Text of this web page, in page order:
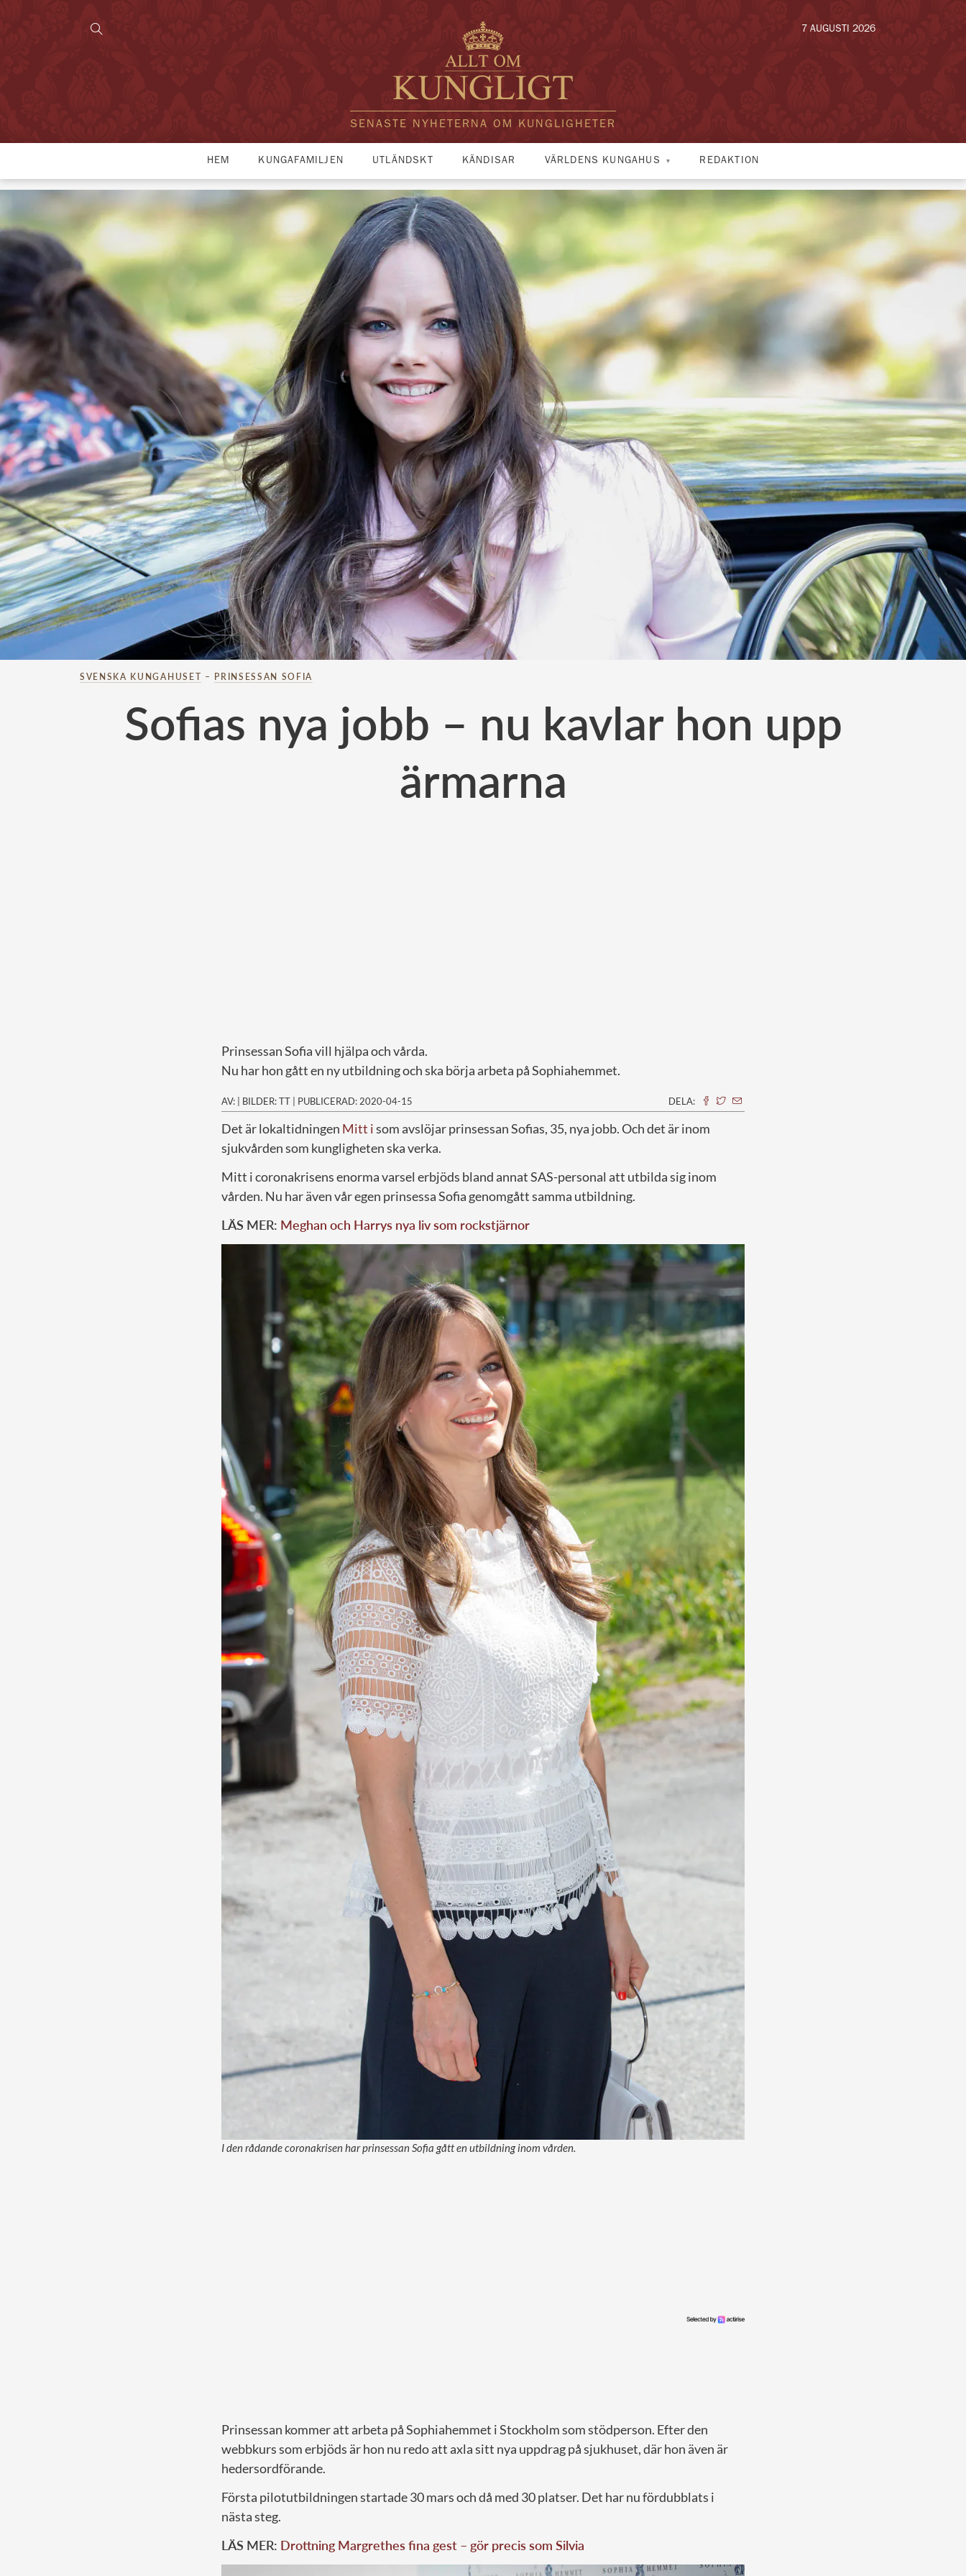
SENASTE NYHETERNA OM KUNGLIGHETER
7 AUGUSTI 2026
HEM KUNGAFAMILJEN UTLÄNDSKT KÄNDISAR VÄRLDENS KUNGAHUS REDAKTION
SVENSKA KUNGAHUSET – PRINSESSAN SOFIA
Sofias nya jobb – nu kavlar hon upp
ärmarna
Prinsessan Sofia vill hjälpa och vårda.
Nu har hon gått en ny utbildning och ska börja arbeta på Sophiahemmet.
AV: | BILDER: TT | PUBLICERAD: 2020-04-15 DELA:
Det är lokaltidningen Mitt isom avslöjar prinsessan Sofias, 35, nya jobb. Och det är inom
sjukvården som kungligheten ska verka.
Mitt i coronakrisens enorma varsel erbjöds bland annat SAS-personal att utbilda sig inom
vården. Nu har även vår egen prinsessa Sofia genomgått samma utbildning.
LÄS MER: Meghan och Harrys nya liv som rockstjärnor
I den rådande coronakrisen har prinsessan Sofia gått en utbildning inom vården.
Prinsessan kommer att arbeta på Sophiahemmet i Stockholm som stödperson. Efter den
webbkurs som erbjöds är hon nu redo att axla sitt nya uppdrag på sjukhuset, där hon även är
hedersordförande.
Första pilotutbildningen startade 30 mars och då med 30 platser. Det har nu fördubblats i
nästa steg.
LÄS MER: Drottning Margrethes fina gest – gör precis som Silvia